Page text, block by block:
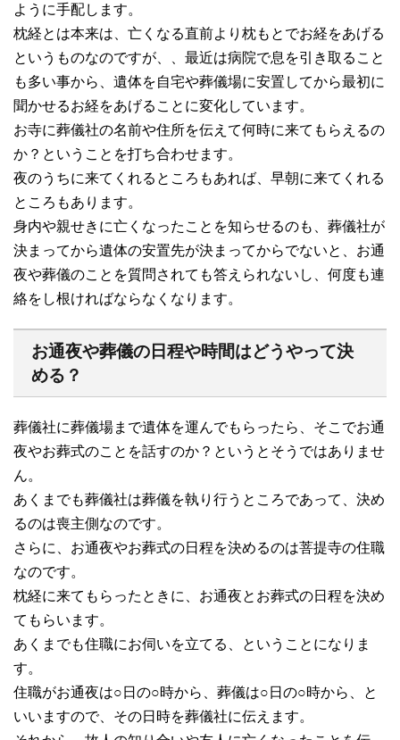
ように手配します。
枕経とは本来は、亡くなる直前より枕もとでお経をあげる
というものなのですが、、最近は病院で息を引き取ること
も多い事から、遺体を自宅や葬儀場に安置してから最初に
聞かせるお経をあげることに変化しています。
お寺に葬儀社の名前や住所を伝えて何時に来てもらえるの
か？ということを打ち合わせます。
夜のうちに来てくれるところもあれば、早朝に来てくれる
ところもあります。
身内や親せきに亡くなったことを知らせるのも、葬儀社が
決まってから遺体の安置先が決まってからでないと、お通
夜や葬儀のことを質問されても答えられないし、何度も連
絡をし根ければならなくなります。
お通夜や葬儀の日程や時間はどうやって決
める？
葬儀社に葬儀場まで遺体を運んでもらったら、そこでお通
夜やお葬式のことを話すのか？というとそうではありませ
ん。
あくまでも葬儀社は葬儀を執り行うところであって、決め
るのは喪主側なのです。
さらに、お通夜やお葬式の日程を決めるのは菩提寺の住職
なのです。
枕経に来てもらったときに、お通夜とお葬式の日程を決め
てもらいます。
あくまでも住職にお伺いを立てる、ということになりま
す。
住職がお通夜は○日の○時から、葬儀は○日の○時から、と
いいますので、その日時を葬儀社に伝えます。